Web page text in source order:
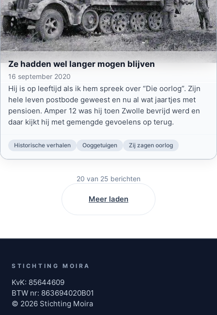
Ze hadden wel langer mogen blijven
16 september 2020
Hij is op leeftijd als ik hem spreek over “Die oorlog”. Zijn
hele leven postbode geweest en nu al wat jaartjes met
pensioen. Amper 12 was hij toen Zwolle bevrijd werd en
daar kijkt hij met gemengde gevoelens op terug.
Historische verhalen Ooggetuigen Zij zagen oorlog
20 van 25 berichten
Meer laden
STICHTING MOIRA
KvK: 85644609
BTW nr: 863694020B01
© 2026 Stichting Moira